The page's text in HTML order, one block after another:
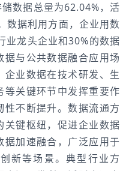
数据总量为62.04%，活
数据利用方面，企业用数
业龙头企业和30%的数据
与公共数据融合应用场
业数据在技术研发、生
等关键环节中发挥重要作
不断提升。数据流通方
关键枢纽，促进企业数据
据加速融合，广泛应用于
新等场景。典型行业方